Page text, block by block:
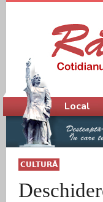
CULTURĂ
Meniu principal
Local